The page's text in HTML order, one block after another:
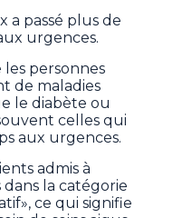
a passé plus de
urgences.
personnes
de maladies
le diabète ou
celles qui
aux urgences.
admis à
dans la catégorie
ce qui signifie